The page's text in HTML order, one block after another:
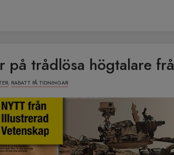
på trådlösa högtalare
, RABATT PÅ TIDNINGAR